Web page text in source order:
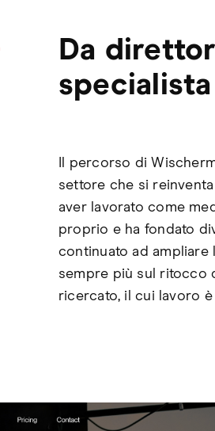
Da
Il percorso di
settore che si
aver lavorato come
proprio e ha fondato
continuato ad ampliare
sempre più sul ritocco
ricercato, il cui lavoro